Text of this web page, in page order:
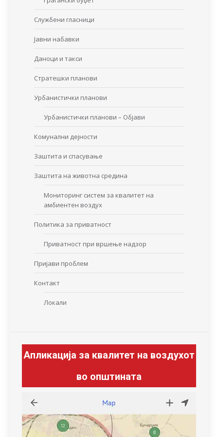
Службени гласници
Јавни набавки
Даноци и такси
Стратешки планови
Урбанистички планови
Урбанистички планови – Објави
Комунални дејности
Заштита и спасување
Заштита на животна средина
Мониторинг систем за квалитет на
амбиентен воздух
Политика за приватност
Приватност при вршење надзор
Пријави проблем
Контакт
Локали
Апликација за квалитет на воздухот
во општината